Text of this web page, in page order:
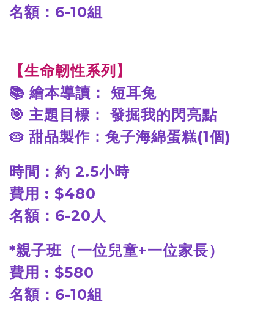
名額：6-10組
【生命韌性系列】
📚 繪本導讀： 短耳兔
🎯 主題目標： 發掘我的閃亮點
🥧 甜品製作：兔子海綿蛋糕(1個)
時間：約 2.5小時
費用 : $480
名額：6-20人
*親子班（一位兒童+一位家長）
費用 : $580
名額：6-10組